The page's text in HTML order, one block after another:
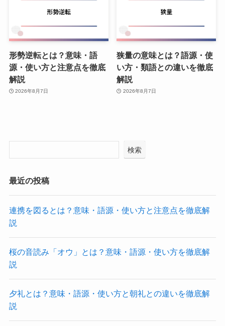
形勢逆転とは？意味・語
源・使い方と注意点を徹底
解説
2026年8月7日
狭量の意味とは？語源・使
い方・類語との違いを徹底
解説
2026年8月7日
検索
最近の投稿
連携を図るとは？意味・語源・使い方と注意点を徹底解
説
桜の音読み「オウ」とは？意味・語源・使い方を徹底解
説
夕礼とは？意味・語源・使い方と朝礼との違いを徹底解
説